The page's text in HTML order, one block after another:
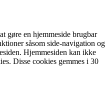
gøre en hjemmeside brugbar
såsom side-navigation og
Hjemmesiden kan ikke
Disse cookies gemmes i 30